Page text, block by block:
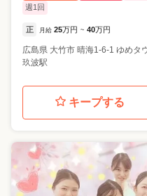
週1回
正 月給 25万円 ~ 40万円
広島県 大竹市 晴海1-6-1 ゆめタ
玖波駅
キープする